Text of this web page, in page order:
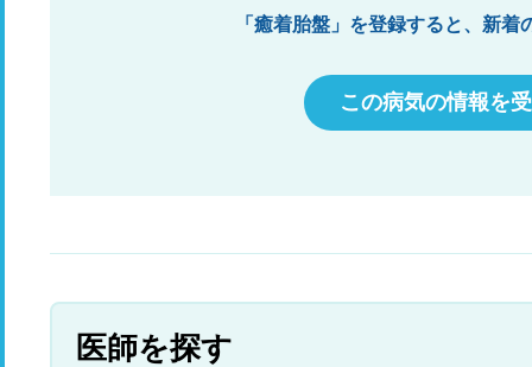
くなったような気がします。 腹腔鏡手術でも癒着
はするし腸閉塞になることもあると聞いているの
らい、ひどい便秘が続き手術後に快便に戻ったと
いう経緯もあり、便秘とお腹周りの変化に敏感に
なっています。 おへそ周りのチクチクやつっぱり
どのくらい症状が続いたりどんな症状が出たら受
「癒着胎盤」を登録すると、新
この病気の情報を
医師を探す